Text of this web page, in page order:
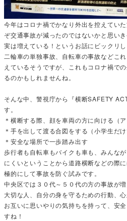
今年はコロナ禍でかなり外出を控えてい
ぞ交通事故が減ったのではないかと思いき
実は増えている！というお話にビックリし
二輪車の単独事故、自転車の事故などこ
えているそうですが、これもコロナ禍で
るのかもしれませんね。
そんな中、警視庁から『横断SAFETY
す。
＊横断する際、顔を車両の方に向ける（ア
＊手を出して渡る合図をする（小学生だけ
＊安全な場所で一歩踏み出す
歩行者も自転車もバイクも車も、みんな
にくいということから道路横断などの際
極的にして事故を防ぐ試みです。
中央区では３０代～５０代の方の事故が増
大切な人、自分の身を守るための行動、心
お互いに思いやりの気持ちを持って、安
すね！